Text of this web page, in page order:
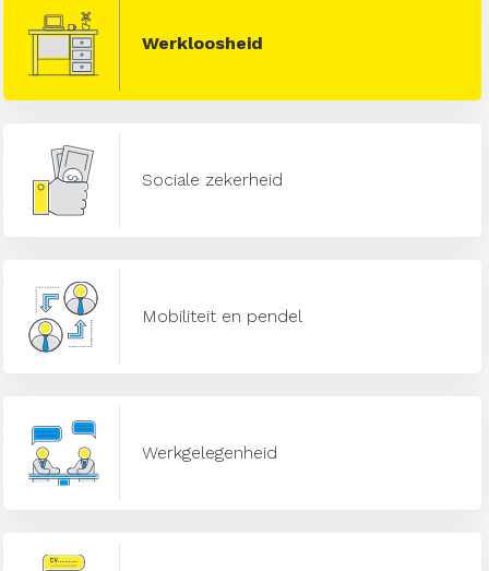
Werkloosheid
Sociale zekerheid
Mobiliteit en pendel
Werkgelegenheid